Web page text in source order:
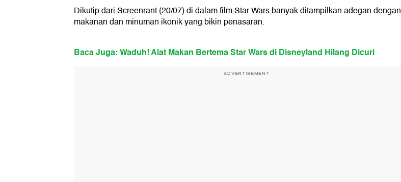
Dikutip dari Screenrant (20/07) di dalam film Star Wars banyak ditampilkan adegan dengan
makanan dan minuman ikonik yang bikin penasaran.
Baca Juga: Waduh! Alat Makan Bertema Star Wars di Disneyland Hilang Dicuri
ADVERTISEMENT